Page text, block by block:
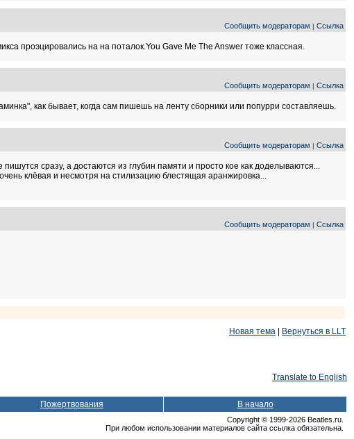
Сообщить модераторам | Ссылка
проэцировались на на поталок.You Gave Me The Answer тоже классная.
Сообщить модераторам | Ссылка
как бывает, когда сам пишешь на ленту сборники или попурри составляешь.
Сообщить модераторам | Ссылка
сразу, а достаются из глубин памяти и просто кое как доделываются...
клёвая и несмотря на стилизацию блестящая аранжировка...
Сообщить модераторам | Ссылка
Новая тема Вернуться в LLT
Translate to English
Пожертвования В начало
Copyright © 1999-2026 Beatles.ru.
При любом использовании материалов сайта ссылка обязательна.